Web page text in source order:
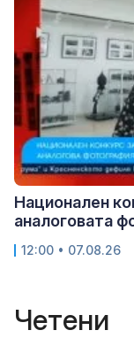
Национален
аналоговата
12:00 • 07.08.26
Четени